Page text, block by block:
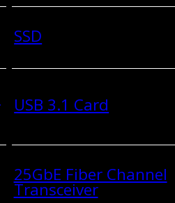
SSD
USB 3.1 Card
25GbE Fiber Channel
Transceiver